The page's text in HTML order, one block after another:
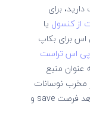
برای
از کنسول یا
برای بکاپ
اس تراست
منبع
مخرب نوسانات
برق، با بکاپ برقی که در اختیار کاربر قرار می‌دهد فرصت save و